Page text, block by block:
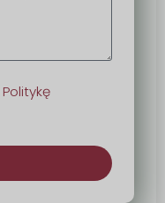
Politykę